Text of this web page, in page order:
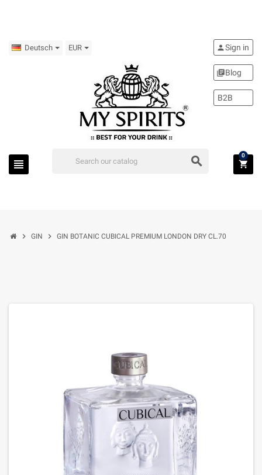
Deutsch EUR
view_headline search
personSign in
library_booksBlog
B2B
shopping_cart
0
chevron_right GIN chevron_right GIN BOTANIC CUBICAL PREMIUM LONDON DRY CL.70